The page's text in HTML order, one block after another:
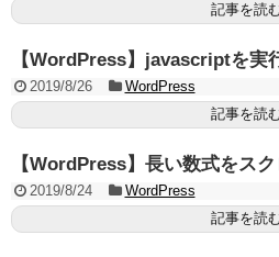
記事を読
【WordPress】javascriptを実
2019/8/26
WordPress
記事を読
【WordPress】長い数式をス
2019/8/24
WordPress
記事を読